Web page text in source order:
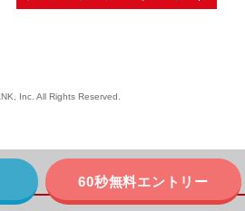
Inc. All Rights Reserved.
60秒無料エントリー